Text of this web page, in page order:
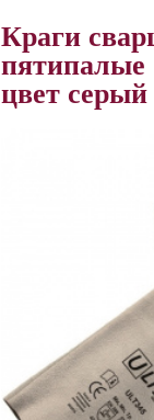
Краги
пятипалые
цвет серый